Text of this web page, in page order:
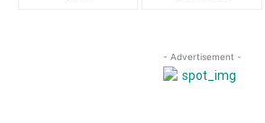
- Advertisement -